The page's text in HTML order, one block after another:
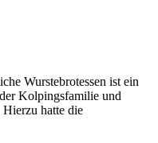
Wurstebrotessen ist ein
Kolpingsfamilie und
hatte die